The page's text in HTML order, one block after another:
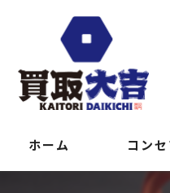
ホーム コン